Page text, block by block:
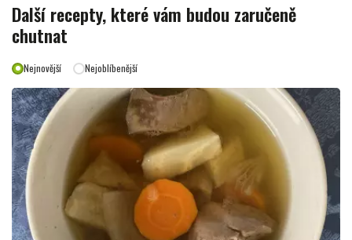
Další recepty, které vám budou zaručeně
chutnat
Nejnovější Nejoblíbenější